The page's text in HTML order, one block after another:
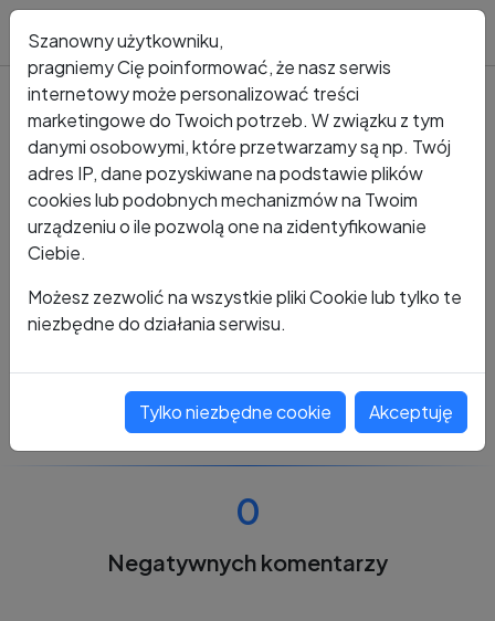
Kto dzwonił? Numer +48 538 186 419
+48 538 186 419
0
Negatywnych komentarzy
Szanowny użytkowniku,
pragniemy Cię poinformować, że nasz serwis
internetowy może personalizować treści
marketingowe do Twoich potrzeb. W związku z tym
danymi osobowymi, które przetwarzamy są np. Twój
adres IP, dane pozyskiwane na podstawie plików
cookies lub podobnych mechanizmów na Twoim
urządzeniu o ile pozwolą one na zidentyfikowanie
Ciebie.
Możesz zezwolić na wszystkie pliki Cookie lub tylko te
niezbędne do działania serwisu.
Tylko niezbędne cookie Akceptuję